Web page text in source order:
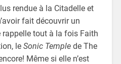
rendue à la Citadelle et
fait découvrir un
tout à la fois Faith
le Sonic Templede The
Même si elle n’est